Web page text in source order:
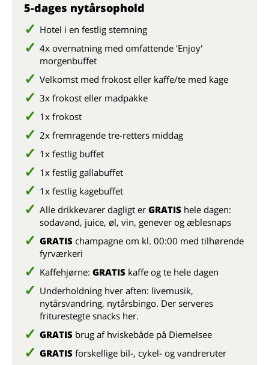
5-dages nytårsophold
Hotel i en festlig stemning
4x overnatning med omfattende 'Enjoy'
morgenbuffet
Velkomst med frokost eller kaffe/te med kage
3x frokost eller madpakke
1x frokost
2x fremragende tre-retters middag
1x festlig buffet
1x festlig gallabuffet
1x festlig kagebuffet
Alle drikkevarer dagligt er GRATIS hele dagen:
sodavand, juice, øl, vin, genever og æblesnaps
GRATIS champagne om kl. 00:00 med tilhørende
fyrværkeri
Kaffehjørne: GRATIS kaffe og te hele dagen
Underholdning hver aften: livemusik,
nytårsvandring, nytårsbingo. Der serveres
friturestegte snacks her.
GRATIS brug af hviskebåde på Diemelsee
GRATIS forskellige bil-, cykel- og vandreruter